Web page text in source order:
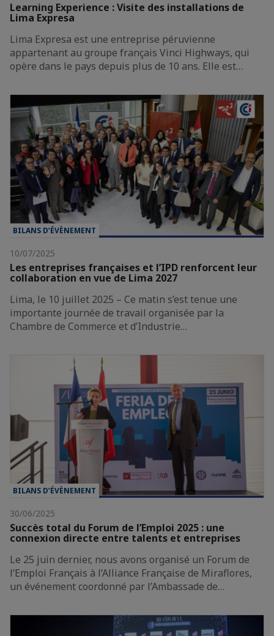
Learning Experience : Visite des installations de
Lima Expresa
Lima Expresa est une entreprise péruvienne
appartenant au groupe français Vinci Highways, qui
opère dans le pays depuis plus de 10 ans. Elle est…
BILANS D’ÉVÈNEMENT
10/07/2025
Les entreprises françaises et l’IPD renforcent leur
collaboration en vue de Lima 2027
Lima, le 10 juillet 2025 – Ce matin s’est tenue une
importante journée de travail organisée par la
Chambre de Commerce et d’Industrie…
BILANS D’ÉVÈNEMENT
30/06/2025
Succès total du Forum de l’Emploi 2025 : une
connexion directe entre talents et entreprises
Le 25 juin dernier, nous avons organisé un Forum de
l’Emploi Français à l’Alliance Française de Miraflores,
un événement coordonné par l’Ambassade de…